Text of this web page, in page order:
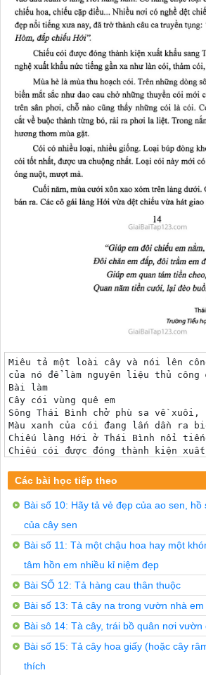
Miêu tả một loài cây và nói lên
của nó để làm nguyên liệu thủ công
Bài làm
Cây cói vùng quê em
Sông Thái Bình chở phù sa về
Màu xanh của cói đang lấn dần ra
Chiếu làng Hới ở Thái Bình nổi
Chiếu cói được đóng thành kiện
Cói có nhiều loại, nhiều giống.
Cuối năm, mùa cưới xôn xao xóm
“Giúp em đôi chiếu em nằm,
Đôi chăn em đẳp, đôi trằm em đeo.
Giúp em quan tám tiền cheo,
Quan năm tiền cưới, lại đèo buồng
(Ca dao)
Thái Thị Thanh, 5C
Các bài học tiếp theo
Bài số 10: Hãy tả vẻ đẹp của ao sen,
của cây sen
Bài số 11: Tà một chậu hoa hay một
tâm hồn em nhiều kỉ niệm đẹp
Bài SỐ 12: Tả hàng cau thân thuộc
Bài số 13: Tả cây na trong vườn nhà em
Bài sô 14: Tà cây, trái bồ quân nơi vườn
Bài số 15: Tả cây hoa giấy (hoặc cây
thích